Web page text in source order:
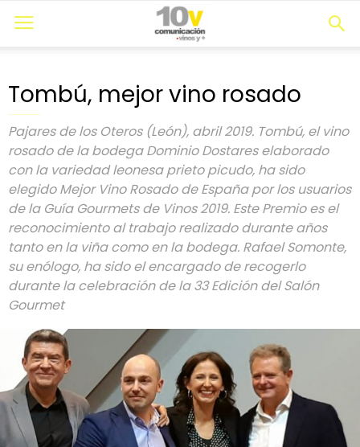
Tombú, mejor vino rosado
Pajares de los Oteros (León), abril 2019. Tombú, el vino
rosado de la bodega Dominio Dostares elaborado
con la variedad leonesa prieto picudo, ha sido
elegido Mejor Vino Rosado de España por los usuarios
de la Guía Gourmets de Vinos 2019. Este Premio es el
reconocimiento al trabajo realizado durante años
tanto en la viña como en la bodega. Rafael Somonte,
su enólogo, ha sido el encargado de recogerlo
durante la celebración de la 33 Edición del Salón
Gourmet